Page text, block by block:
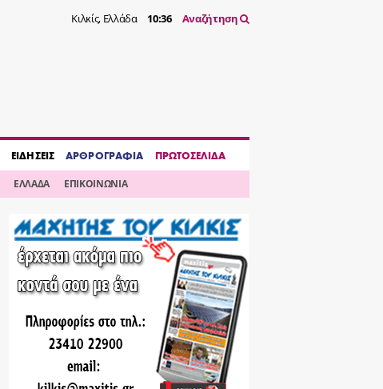
Κιλκίς, Ελλάδα 10:36 Αναζήτηση
ΕΙΔΗΣΕΙΣ ΑΡΘΡΟΓΡΑΦΙΑ ΠΡΩΤΟΣΕΛΙΔΑ
ΕΛΛΑΔΑ ΕΠΙΚΟΙΝΩΝΙΑ